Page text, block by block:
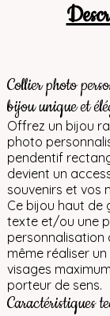
Collier photo
bijou unique et
Offrez un bijou
photo
pendentif
devient un
souvenirs et vos
Ce bijou haut de
texte et/ou une
personnalisation
même réaliser
visages
porteur de sens.
Caractéristiques